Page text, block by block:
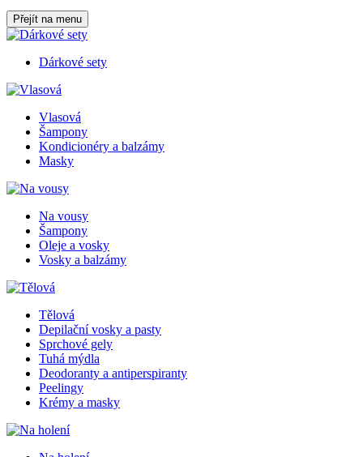
Přejít na menu
Dárkové sety
Vlasová
Šampony
Kondicionéry a balzámy
Masky
Na vousy
Šampony
Oleje a vosky
Vosky a balzámy
Tělová
Depilační vosky a pasty
Sprchové gely
Tuhá mýdla
Deodoranty a antiperspiranty
Peelingy
Krémy a masky